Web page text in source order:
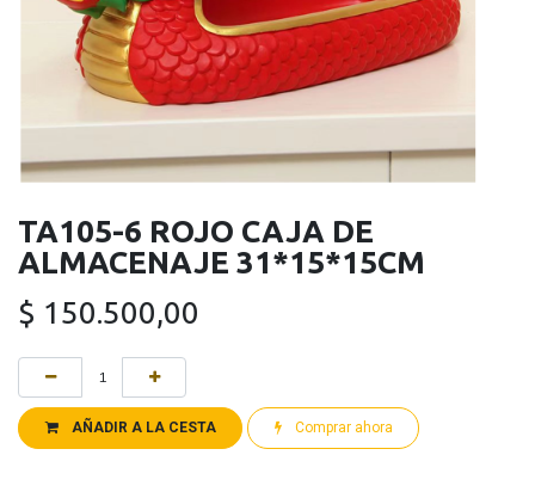
TA105-6 ROJO CAJA DE
ALMACENAJE 31*15*15CM
$ 150.500,00
AÑADIR A LA CESTA Comprar ahora